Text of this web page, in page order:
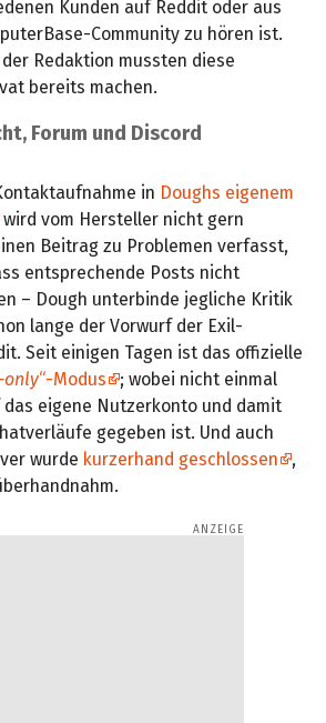
Kunden auf Reddit oder aus
Community zu hören ist.
Redaktion mussten diese
bereits machen.
Forum und Discord
in Doughs eigenem
wird vom Hersteller nicht gern
Beitrag zu Problemen verfasst,
entsprechende Posts nicht
– Dough unterbinde jegliche Kritik
lange der Vorwurf der Exil-
Seit einigen Tagen ist das offizielle
only“-Modus
; wobei nicht einmal
eigene Nutzerkonto und damit
gegeben ist. Und auch
wurde kurzerhand geschlossen
,